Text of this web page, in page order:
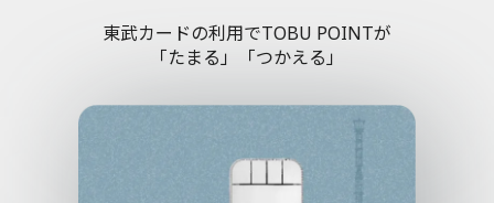
東武カードの利用でTOBU POINTが
「たまる」「つかえる」